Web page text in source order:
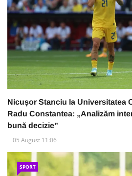
Nicușor Stanciu la Universitatea
Radu Constantea: „Analizăm
bună decizie”
05 August 11:06
SPORT